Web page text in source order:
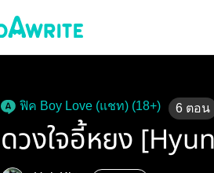
ฟิค Boy Love (แชท) (18+) 6 ตอน
ดวงใจอี้หยง